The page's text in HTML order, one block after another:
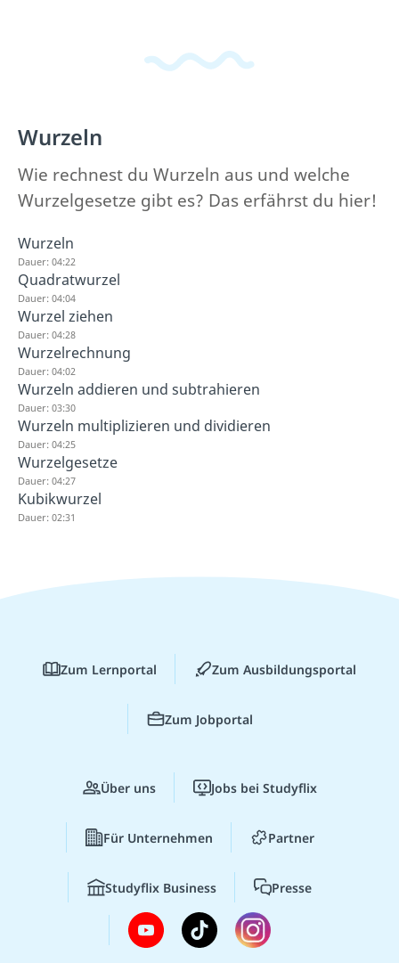
Wurzeln
Wie rechnest du Wurzeln aus und welche
Wurzelgesetze gibt es? Das erfährst du hier!
Wurzeln
Dauer: 04:22
Quadratwurzel
Dauer: 04:04
Wurzel ziehen
Dauer: 04:28
Wurzelrechnung
Dauer: 04:02
Wurzeln addieren und subtrahieren
Dauer: 03:30
Wurzeln multiplizieren und dividieren
Dauer: 04:25
Wurzelgesetze
Dauer: 04:27
Kubikwurzel
Dauer: 02:31
Zum Lernportal Zum Ausbildungsportal
Zum Jobportal
Über uns Jobs bei Studyflix
Für Unternehmen Partner
Studyflix Business Presse